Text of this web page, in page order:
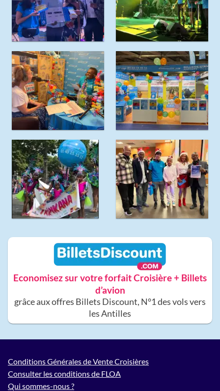
Economisez sur votre forfait Croisière + Billets
d’avion
grâce aux offres Billets Discount, N°1 des vols vers
les Antilles
Conditions Générales de Vente Croisières
Consulter les conditions de FLOA
Qui sommes-nous ?